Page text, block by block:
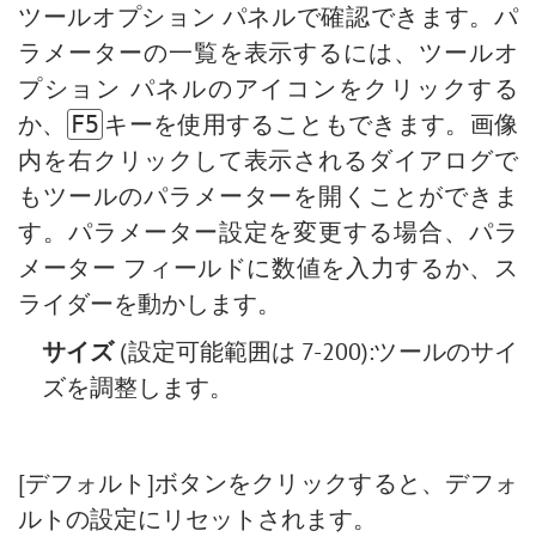
ツールオプション パネルで確認できます。パ
ラメーターの一覧を表示するには、ツールオ
プション パネルのアイコンをクリックする
か、
F5 キーを使用することもできます。画像
内を右クリックして表示されるダイアログで
もツールのパラメーターを開くことができま
す。パラメーター設定を変更する場合、パラ
メーター フィールドに数値を入力するか、ス
ライダーを動かします。
サイズ(設定可能範囲は 7-200):ツールのサイ
ズを調整します。
[デフォルト]ボタンをクリックすると、デフォ
ルトの設定にリセットされます。